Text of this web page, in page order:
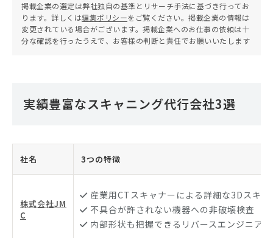
掲載企業の選定は弊社独自の基準とリサーチ手法に基づき行ってお
ります。詳しくは編集ポリシーをご覧ください。掲載企業の情報は
変更されている場合がございます。掲載企業へのお仕事の依頼は十
分な確認を行ったうえで、お客様の判断と責任でお願いいたします
実績豊富なスキャニング代行会社3選
社名 3つの特徴
株式会社JM
C
産業用CTスキャナーによる詳細な3Dスキャ
不具合が許されない機器への非破壊検査
内部形状も把握できるリバースエンジニア